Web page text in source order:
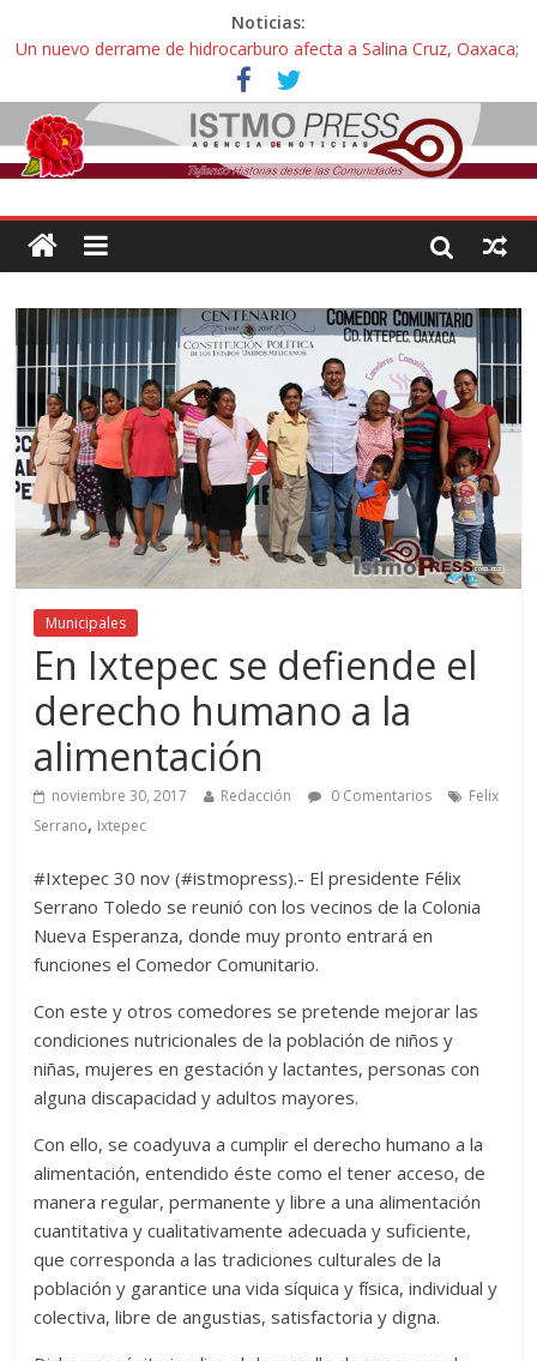
Noticias:
Un nuevo derrame de hidrocarburo afecta a Salina Cruz, Oaxaca;
ahora pescadores de Salinas del Marqués denuncian daños de
Pemex
Ángel, el joven autista expulsado por la Universidad Bienestar de
Ixtepec, Oaxaca vuelve a las aulas tras amparo
Familiares de periodista Alejandro Leyva se reúnen con titular de
intelectuales de su asesinato
Alertan pescadores de Juchitán, Oaxaca de nuevo despojo de su
Pescadores y comuneros ikoots detienen la extracción ilegal de
material pétreo de gravera Oyamel
Municipales
En Ixtepec se defiende el
derecho humano a la
alimentación
noviembre 30, 2017 Redacción 0 Comentarios
Felix
Serrano, Ixtepec
#Ixtepec 30 nov (#istmopress).- El presidente Félix
Serrano Toledo se reunió con los vecinos de la Colonia
Nueva Esperanza, donde muy pronto entrará en
funciones el Comedor Comunitario.
Con este y otros comedores se pretende mejorar las
condiciones nutricionales de la población de niños y
niñas, mujeres en gestación y lactantes, personas con
alguna discapacidad y adultos mayores.
Con ello, se coadyuva a cumplir el derecho humano a la
alimentación, entendido éste como el tener acceso, de
manera regular, permanente y libre a una alimentación
cuantitativa y cualitativamente adecuada y suficiente,
que corresponda a las tradiciones culturales de la
población y garantice una vida síquica y física, individual y
colectiva, libre de angustias, satisfactoria y digna.